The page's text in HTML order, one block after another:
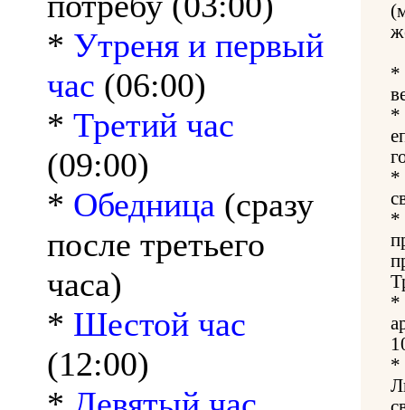
* Утреня и первый
час (06:00)
* Третий час
(09:00)
* Обедница (сразу
после третьего
часа)
* Шестой час
(12:00)
*
*
*
*
*
*